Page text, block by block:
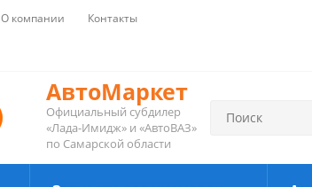
О компании Контакты
АвтоМаркет
Официальный субдилер
«Лада-Имидж» и «АвтоВАЗ»
по Самарской области